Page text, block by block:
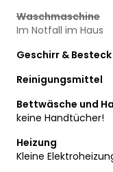
Waschmaschine
Im Notfall im Haus
Geschirr & Besteck
Reinigungsmittel
Bettwäsche und
keine Handtücher!
Heizung
Kleine